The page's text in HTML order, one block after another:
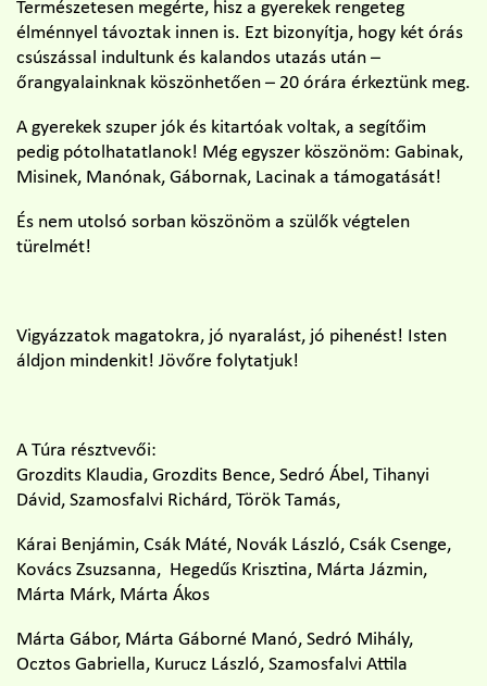
Természetesen megérte, hisz a gyerekek rengeteg
élménnyel távoztak innen is. Ezt bizonyítja, hogy két órás
csúszással indultunk és kalandos utazás után –
őrangyalainknak köszönhetően – 20 órára érkeztünk meg.
A gyerekek szuper jók és kitartóak voltak, a segítőim
pedig pótolhatatlanok! Még egyszer köszönöm: Gabinak,
Misinek, Manónak, Gábornak, Lacinak a támogatását!
És nem utolsó sorban köszönöm a szülők végtelen
türelmét!
Vigyázzatok magatokra, jó nyaralást, jó pihenést! Isten
áldjon mindenkit! Jövőre folytatjuk!
A Túra résztvevői:
Grozdits Klaudia, Grozdits Bence, Sedró Ábel, Tihanyi
Dávid, Szamosfalvi Richárd, Török Tamás,
Kárai Benjámin, Csák Máté, Novák László, Csák Csenge,
Kovács Zsuzsanna, Hegedűs Krisztina, Márta Jázmin,
Márta Márk, Márta Ákos
Márta Gábor, Márta Gáborné Manó, Sedró Mihály,
Ocztos Gabriella, Kurucz László, Szamosfalvi Attila